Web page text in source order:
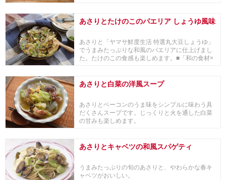
あさりとたけのこのパエリア しょうゆ風味
あさりと「ヤマサ鮮度生活 特選丸大豆しょうゆ」
でうまみたっぷりな和風のパエリアに仕上げまし
た。たけのこの食感も楽しめます。■「和の食材×
あさりと白菜の洋風スープ
あさりとベーコンのうま味をシンプルに味わう具
だくさんスープです。じっくりと火を通した白菜
の甘みも楽しめます。
あさりとキャベツの和風スパゲティ
うまみたっぷりの旬のあさりと、やわらかな春キ
ャベツがおいしい。